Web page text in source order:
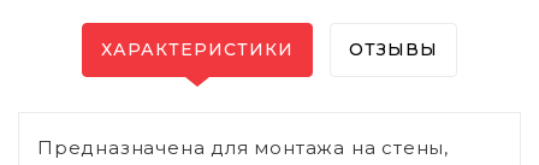
ХАРАКТЕРИСТИКИ ОТЗЫВЫ
Предназначена для монтажа на стены,